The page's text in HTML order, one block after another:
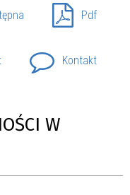
Pdf
Kontakt
W